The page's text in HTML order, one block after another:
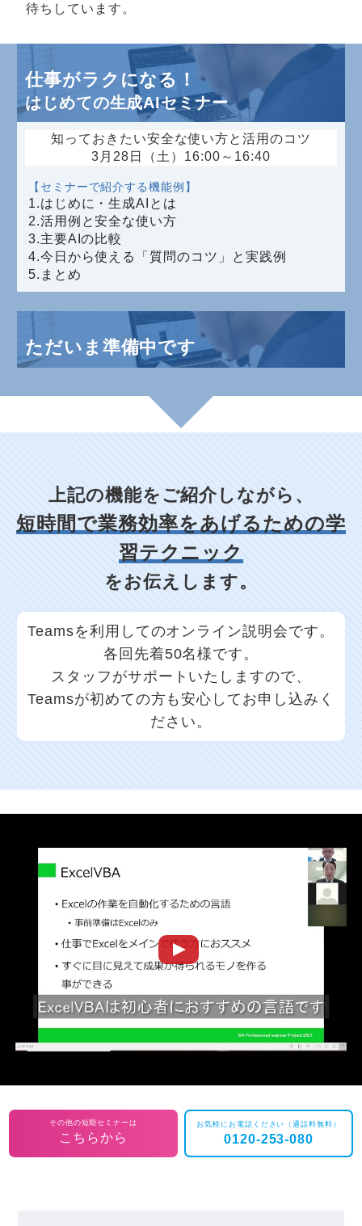
待ちしています。
仕事がラクになる！
はじめての生成AIセミナー
知っておきたい安全な使い方と活用のコツ
3月28日（土）16:00～16:40
【セミナーで紹介する機能例】
1.はじめに・生成AIとは
2.活用例と安全な使い方
3.主要AIの比較
4.今日から使える「質問のコツ」と実践例
5.まとめ
ただいま準備中です
上記の機能をご紹介しながら、
短時間で業務効率をあげるための学
習テクニック
をお伝えします。
Teamsを利用してのオンライン説明会です。
各回先着50名様です。
スタッフがサポートいたしますので、
Teamsが初めての方も安心してお申し込みく
ださい。
その他の短期セミナーは
こちらから
お気軽にお電話ください（通話料無料）
0120-253-080